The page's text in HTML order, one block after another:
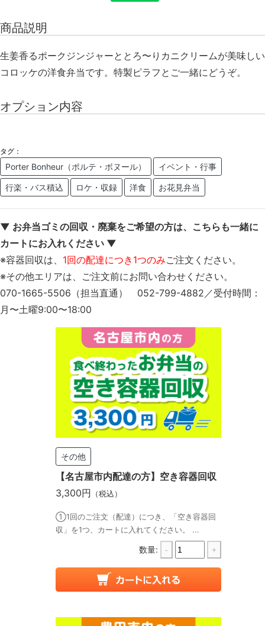
商品説明
生姜香るポークジンジャーととろ〜りカニクリームが美味しい
コロッケの洋食弁当です。特製ピラフとご一緒にどうぞ。
オプション内容
タグ：
Porter Bonheur（ポルテ・ボヌール） イベント・行事
行楽・バス積込 ロケ・収録 洋食 お花見弁当
▼ お弁当ゴミの回収・廃棄をご希望の方は、こちらも一緒に
カートにお入れください ▼
※容器回収は、 1回の配達につき1つのみご注文ください。
※その他エリアは、ご注文前にお問い合わせください。
070-1665-5506（担当直通） 052-799-4882／受付時間：
月〜土曜9:00〜18:00
その他
【名古屋市内配達の方】空き容器回収
3,300円 （税込）
①1回のご注文（配達）につき、「空き容器回
収」を1つ、カートに入れてください。 ...
数量: - +